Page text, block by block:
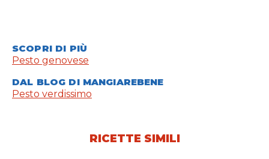
SCOPRI DI PIÙ
Pesto genovese
DAL BLOG DI MANGIAREBENE
Pesto verdissimo
RICETTE SIMILI